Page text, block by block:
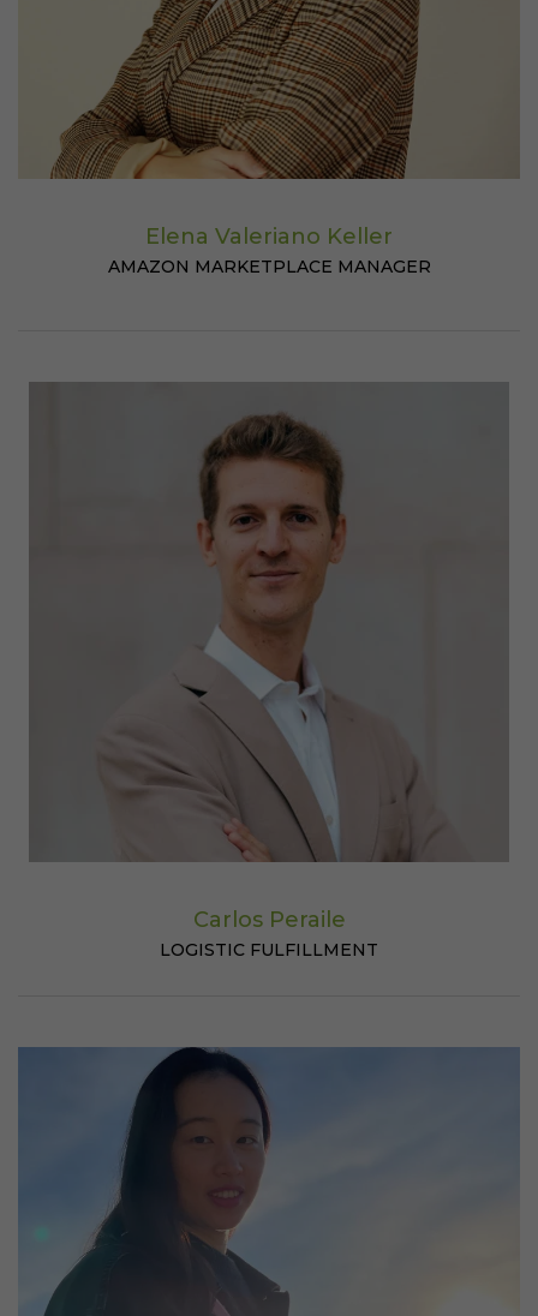
Elena Valeriano Keller
AMAZON MARKETPLACE MANAGER
Carlos Peraile
LOGISTIC FULFILLMENT